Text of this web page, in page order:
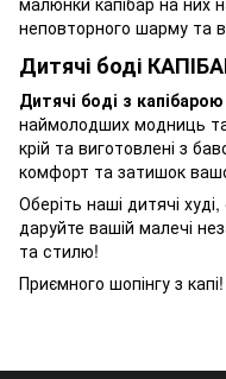
неповторного шарму та
Дитячі боді
Дитячі боді з
наймолодших модниць
крій та виготовлені з
комфорт та затишок
Оберіть наші дитячі
даруйте вашій малечі
та стилю!
Приємного шопінгу з капі!